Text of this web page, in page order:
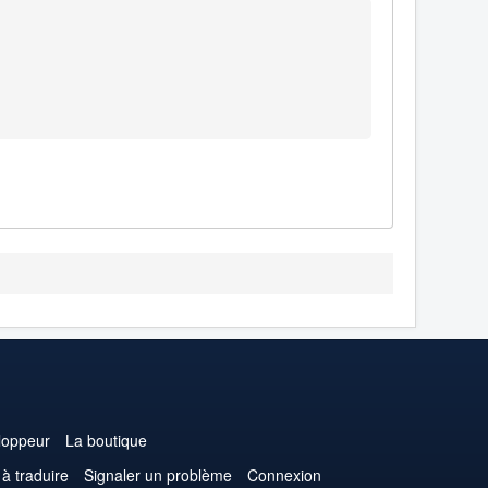
La boutique
traduire Signaler un problème Connexion